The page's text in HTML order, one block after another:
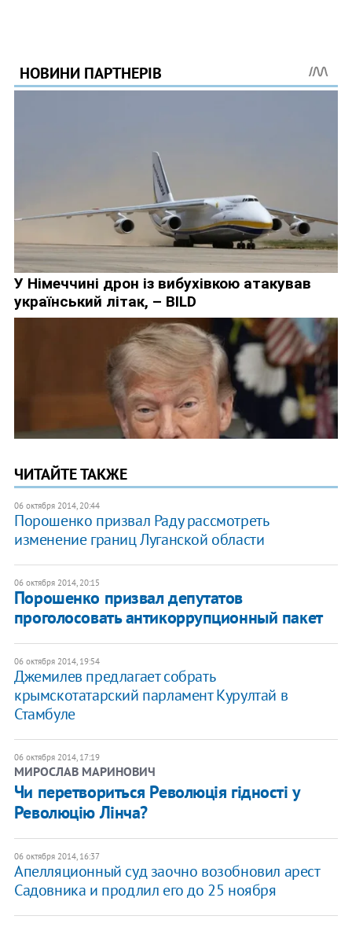
ЧИТАЙТЕ ТАКЖЕ
06 октября 2014, 20:44
Порошенко призвал Раду рассмотреть
изменение границ Луганской области
06 октября 2014, 20:15
Порошенко призвал депутатов
проголосовать антикоррупционный пакет
06 октября 2014, 19:54
Джемилев предлагает собрать
крымскотатарский парламент Курултай в
Стамбуле
06 октября 2014, 17:19
МИРОСЛАВ МАРИНОВИЧ
Чи перетвориться Революція гідності у
Революцію Лінча?
06 октября 2014, 16:37
Апелляционный суд заочно возобновил арест
Садовника и продлил его до 25 ноября